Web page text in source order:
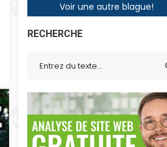
Voir une autre blague!
RECHERCHE